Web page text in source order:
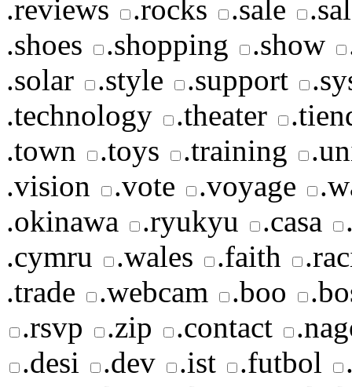
.reviews .rocks .sale
.shoes
.shopping .show
.solar
.style .support
.technology
.theater
.town
.toys .training
.vision
.vote .voyage
.okinawa
.ryukyu .casa
.cymru
.wales .faith
.trade
.webcam .boo
.rsvp
.zip .contact
.desi
.dev .ist .futbol